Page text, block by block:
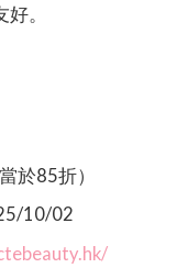
。
於85折）
10/02